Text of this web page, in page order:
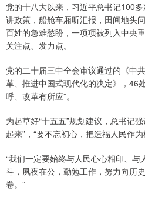
党的十八大以来，习近平总书记100
讲政策，船舱车厢听汇报，田间地
百姓的急难愁盼，一项项被列入中央
关注点、发力点。
党的二十届三中全会审议通过的《中
革、推进中国式现代化的决定》，46
呼、改革有所应”。
为起草好“十五五”规划建议，总书记
起来”，“要不忘初心，把造福人民作为
“我们一定要始终与人民心心相印、
斗，夙夜在公，勤勉工作，努力向历
卷。”